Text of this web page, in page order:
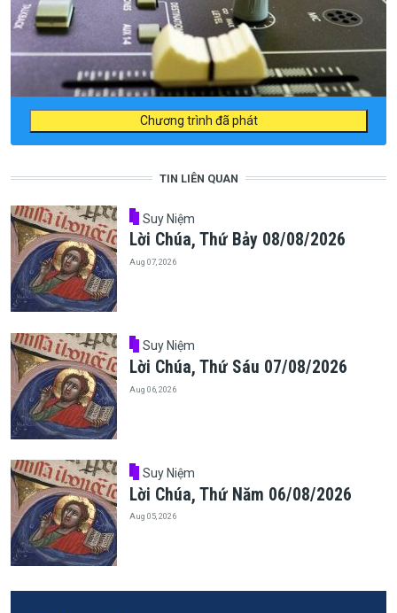
Chương trình đã phát
TIN LIÊN QUAN
Suy Niệm
Lời Chúa, Thứ Bảy 08/08/2026
Aug 07, 2026
Suy Niệm
Lời Chúa, Thứ Sáu 07/08/2026
Aug 06, 2026
Suy Niệm
Lời Chúa, Thứ Năm 06/08/2026
Aug 05, 2026